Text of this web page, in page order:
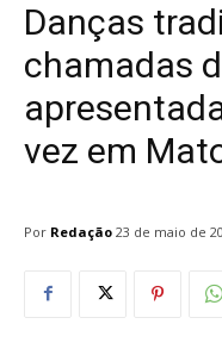
Danças
chamadas
vez em
Por Redação 23 de maio de